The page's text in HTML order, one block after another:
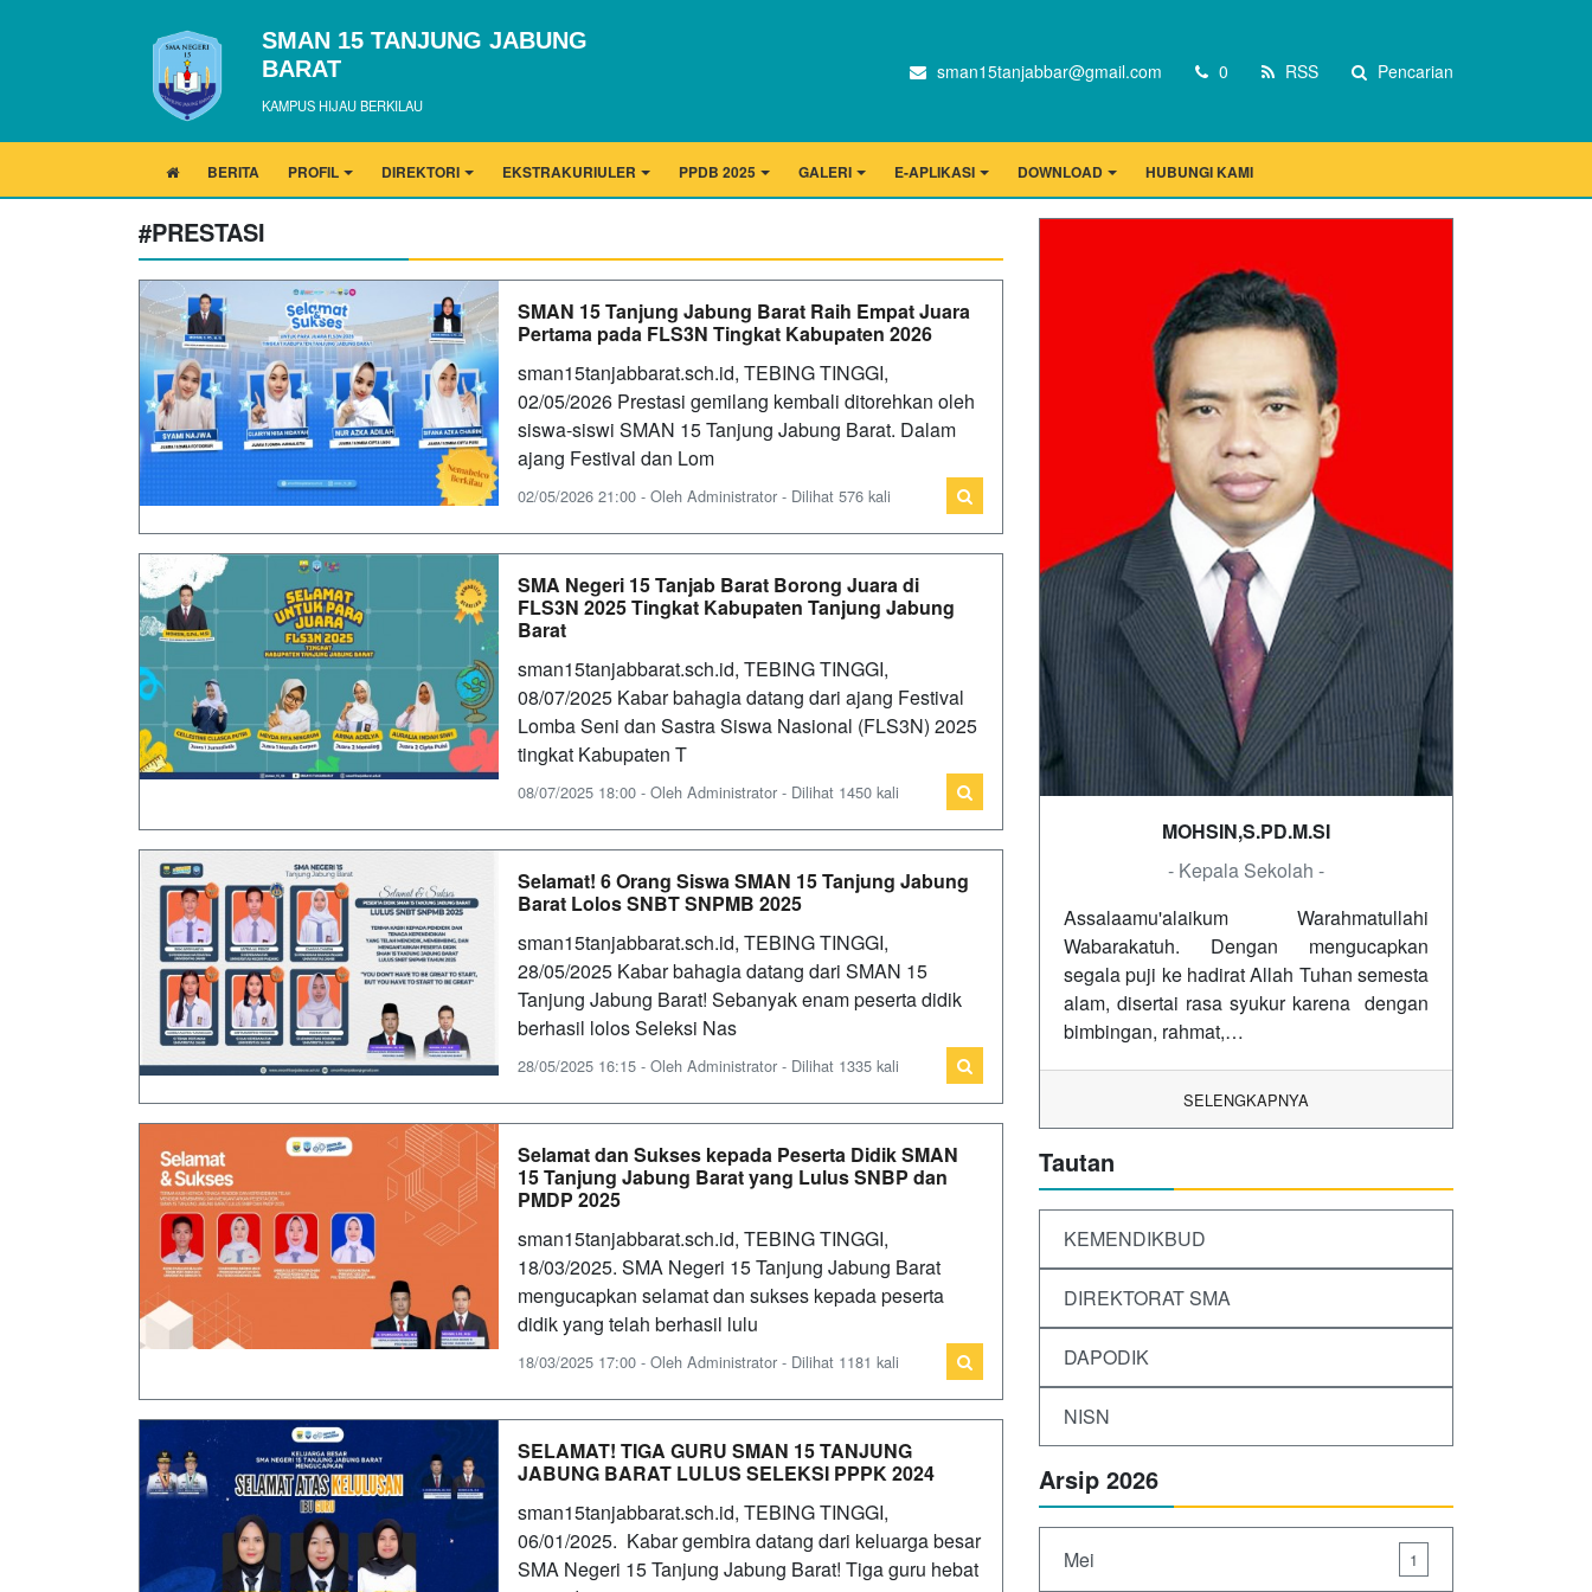
SMAN 15 TANJUNG JABUNG
BARAT
KAMPUS HIJAU BERKILAU
sman15tanjabbar@gmail.com 0 RSS Pencarian
BERITA PROFIL DIREKTORI EKSTRAKURIULER PPDB 2025 GALERI E-APLIKASI DOWNLOAD HUBUNGI KAMI
#PRESTASI
SMAN 15 Tanjung Jabung Barat Raih Empat Juara
Pertama pada FLS3N Tingkat Kabupaten 2026
sman15tanjabbarat.sch.id, TEBING TINGGI,
02/05/2026 Prestasi gemilang kembali ditorehkan oleh
siswa-siswi SMAN 15 Tanjung Jabung Barat. Dalam
ajang Festival dan Lom
02/05/2026 21:00 - Oleh Administrator - Dilihat 576 kali
SMA Negeri 15 Tanjab Barat Borong Juara di
FLS3N 2025 Tingkat Kabupaten Tanjung Jabung
Barat
sman15tanjabbarat.sch.id, TEBING TINGGI,
08/07/2025 Kabar bahagia datang dari ajang Festival
Lomba Seni dan Sastra Siswa Nasional (FLS3N) 2025
tingkat Kabupaten T
08/07/2025 18:00 - Oleh Administrator - Dilihat 1450 kali
Selamat! 6 Orang Siswa SMAN 15 Tanjung Jabung
Barat Lolos SNBT SNPMB 2025
sman15tanjabbarat.sch.id, TEBING TINGGI,
28/05/2025 Kabar bahagia datang dari SMAN 15
Tanjung Jabung Barat! Sebanyak enam peserta didik
berhasil lolos Seleksi Nas
28/05/2025 16:15 - Oleh Administrator - Dilihat 1335 kali
Selamat dan Sukses kepada Peserta Didik SMAN
15 Tanjung Jabung Barat yang Lulus SNBP dan
PMDP 2025
sman15tanjabbarat.sch.id, TEBING TINGGI,
18/03/2025. SMA Negeri 15 Tanjung Jabung Barat
mengucapkan selamat dan sukses kepada peserta
didik yang telah berhasil lulu
18/03/2025 17:00 - Oleh Administrator - Dilihat 1181 kali
SELAMAT! TIGA GURU SMAN 15 TANJUNG
JABUNG BARAT LULUS SELEKSI PPPK 2024
sman15tanjabbarat.sch.id, TEBING TINGGI,
06/01/2025. Kabar gembira datang dari keluarga besar
SMA Negeri 15 Tanjung Jabung Barat! Tiga guru hebat
MOHSIN,S.PD.M.SI
- Kepala Sekolah -
Assalaamu'alaikum Warahmatullahi
Wabarakatuh. Dengan mengucapkan
segala puji ke hadirat Allah Tuhan semesta
alam, disertai rasa syukur karena dengan
bimbingan, rahmat,…
SELENGKAPNYA
Tautan
KEMENDIKBUD
DIREKTORAT SMA
DAPODIK
NISN
Arsip 2026
Mei 1